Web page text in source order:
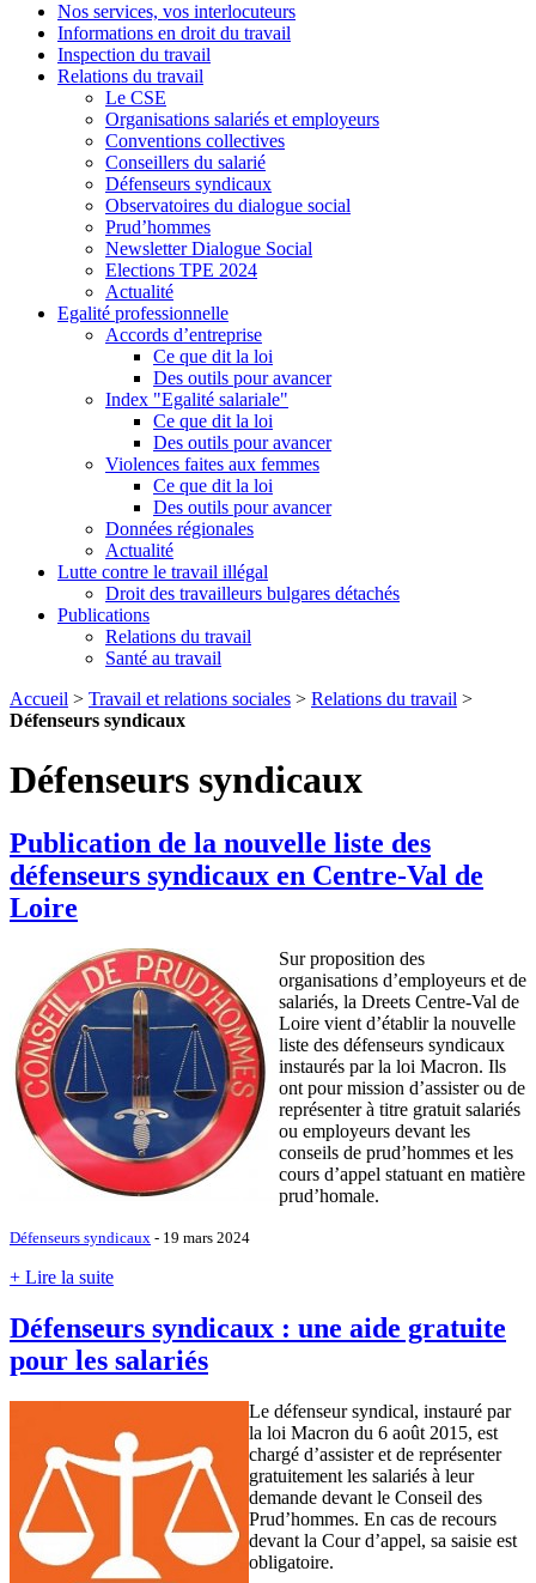
Nos services, vos interlocuteurs
Informations en droit du travail
Inspection du travail
Relations du travail
Le CSE
Organisations salariés et employeurs
Conventions collectives
Conseillers du salarié
Défenseurs syndicaux
Observatoires du dialogue social
Prud’hommes
Newsletter Dialogue Social
Elections TPE 2024
Actualité
Egalité professionnelle
Accords d’entreprise
Ce que dit la loi
Des outils pour avancer
Index "Egalité salariale"
Ce que dit la loi
Des outils pour avancer
Violences faites aux femmes
Ce que dit la loi
Des outils pour avancer
Données régionales
Actualité
Lutte contre le travail illégal
Droit des travailleurs bulgares détachés
Publications
Relations du travail
Santé au travail
Accueil > Travail et relations sociales > Relations du travail >
Défenseurs syndicaux
Défenseurs syndicaux
Publication de la nouvelle liste des
défenseurs syndicaux en Centre-Val de
Loire
Sur proposition des
organisations d’employeurs et de
salariés, la Dreets Centre-Val de
Loire vient d’établir la nouvelle
liste des défenseurs syndicaux
instaurés par la loi Macron. Ils
ont pour mission d’assister ou de
représenter à titre gratuit salariés
ou employeurs devant les
conseils de prud’hommes et les
cours d’appel statuant en matière
prud’homale.
Défenseurs syndicaux - 19 mars 2024
+ Lire la suite
Défenseurs syndicaux : une aide gratuite
pour les salariés
Le défenseur syndical, instauré par
la loi Macron du 6 août 2015, est
chargé d’assister et de représenter
gratuitement les salariés à leur
demande devant le Conseil des
Prud’hommes. En cas de recours
devant la Cour d’appel, sa saisie est
obligatoire.